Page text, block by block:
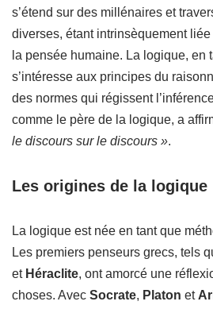
s’étend sur des millénaires et
diverses, étant intrinsèquement
la pensée humaine. La logique, en
s’intéresse aux principes du
des normes qui régissent
comme le père de la logique, a
le discours sur le discours ».
Les origines de la logique
La logique est née en tant que
Les premiers penseurs grecs, tels
et Héraclite, ont amorcé une
choses. Avec Socrate, Platon et